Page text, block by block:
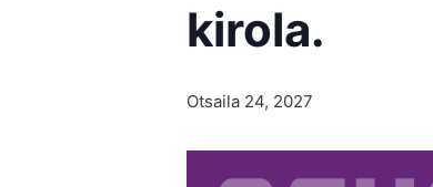
kirola.
Otsaila 24, 2027